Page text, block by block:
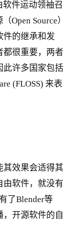
软件运动领袖召
Open Source）
件的继承和发
都很重要，两者
此许多国家包括
(FLOSS) 来表
其效果会适得其
由软件，就没有
了Blender等
开源软件的自